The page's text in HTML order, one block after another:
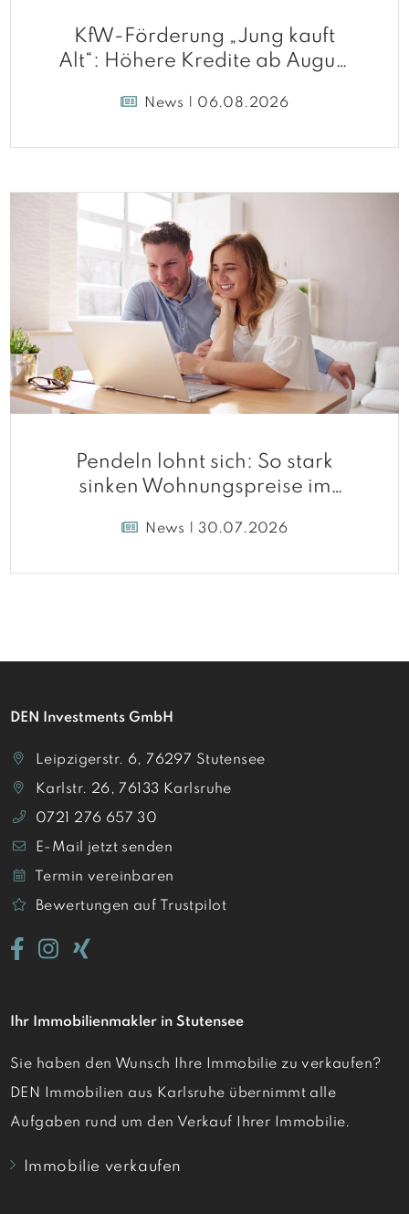
KfW-Förderung „Jung kauft
Alt“: Höhere Kredite ab August
News | 06.08.2026
Pendeln lohnt sich: So stark
sinken Wohnungspreise im
News | 30.07.2026
DEN Investments GmbH
Leipzigerstr. 6, 76297 Stutensee
Karlstr. 26, 76133 Karlsruhe
0721 276 657 30
E-Mail jetzt senden
Termin vereinbaren
Bewertungen auf Trustpilot
Ihr Immobilienmakler in Stutensee
Sie haben den Wunsch Ihre Immobilie zu verkaufen?
DEN Immobilien aus Karlsruhe übernimmt alle
Aufgaben rund um den Verkauf Ihrer Immobilie.
Immobilie verkaufen